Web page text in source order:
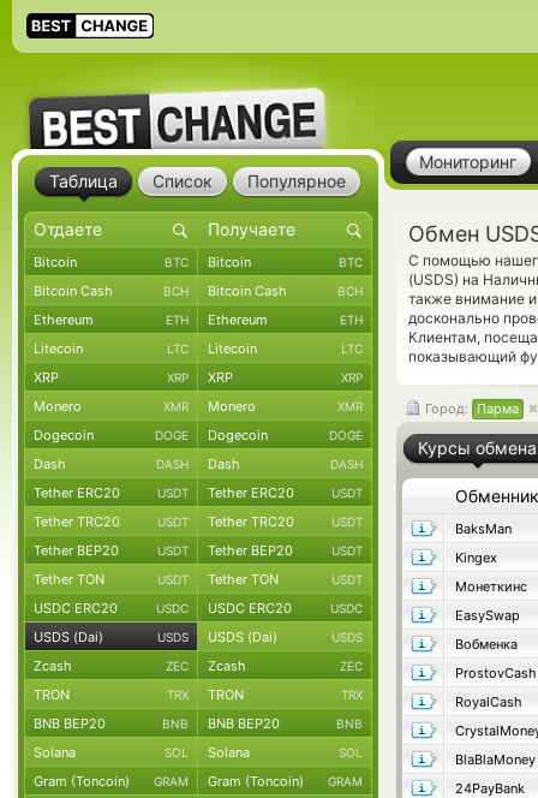
Мониторинг
Обмен
С помощью
(USDS) на
также внимание
досконально
Клиентам,
показывающий
Город: Парма
Курсы обмена
Обменник
BaksMan
Kingex
Монеткинс
EasySwap
Вобменка
ProstovCash
RoyalCash
BlaBlaMoney
24PayBank
Таблица Список Популярное
Bitcoin BTC Bitcoin BTC
Bitcoin Cash BCH Bitcoin Cash BCH
Ethereum ETH Ethereum ETH
Litecoin LTC Litecoin LTC
XRP XRP XRP XRP
Monero XMR Monero XMR
Dogecoin DOGE Dogecoin DOGE
Dash DASH Dash DASH
Tether ERC20 USDT Tether ERC20 USDT
Tether TRC20 USDT Tether TRC20 USDT
Tether BEP20 USDT Tether BEP20 USDT
Tether TON USDT Tether TON USDT
USDC ERC20 USDC USDC ERC20 USDC
USDS (Dai) USDS USDS (Dai) USDS
Zcash ZEC Zcash ZEC
TRON TRX TRON TRX
BNB BEP20 BNB BNB BEP20 BNB
Solana SOL Solana SOL
Gram (Toncoin) GRAM Gram (Toncoin) GRAM